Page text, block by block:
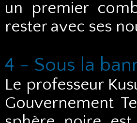
un premier
rester avec ses
4 - Sous la
Le professeur
Gouvernement